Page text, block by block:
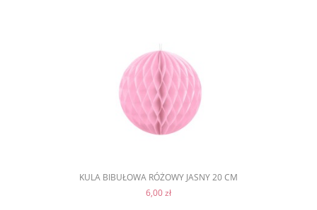
KULA BIBUŁOWA RÓŻOWY JASNY 20 CM
6,00 zł